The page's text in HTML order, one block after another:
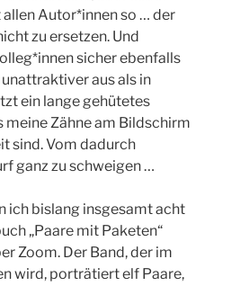
Autor*innen so … der
zu ersetzen. Und
sicher ebenfalls
aus als in
ein lange gehütetes
meine Zähne am Bildschirm
sind. Vom dadurch
ganz zu schweigen …
ich bislang insgesamt acht
„Paare mit Paketen“
Zoom. Der Band, der im
wird, porträtiert elf Paare,